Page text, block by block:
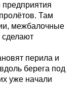
Там
межбалочные
перила и
берега под
уже начали